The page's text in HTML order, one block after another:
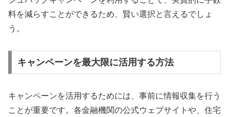
料を減らすことができるため、賢い選択と言えるでしょ
う。
キャンペーンを最大限に活用する方法
キャンペーンを活用するためには、事前に情報収集を行う
ことが重要です。各金融機関の公式ウェブサイトや、住宅